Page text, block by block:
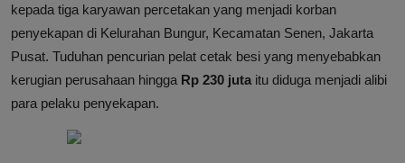
kepada tiga karyawan percetakan yang menjadi korban
penyekapan di Kelurahan Bungur, Kecamatan Senen, Jakarta
Pusat. Tuduhan pencurian pelat cetak besi yang menyebabkan
kerugian perusahaan hingga Rp 230 juta itu diduga menjadi alibi
para pelaku penyekapan.